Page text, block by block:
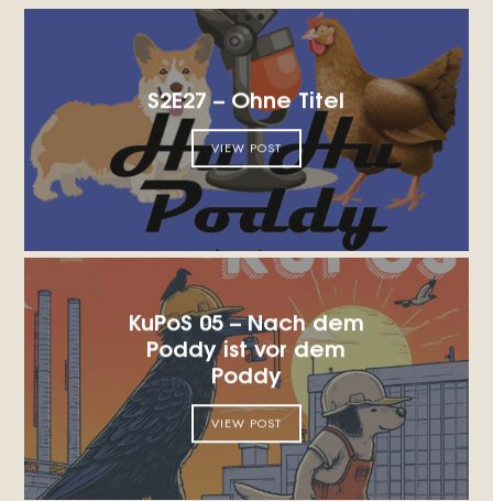
S2E27 – Ohne Titel
VIEW POST
KuPoS 05 – Nach dem
Poddy ist vor dem
Poddy
VIEW POST